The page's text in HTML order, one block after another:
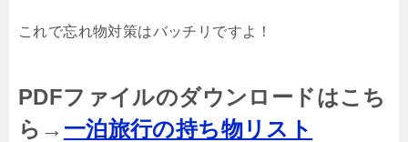
これで忘れ物対策はバッチリですよ！
PDFファイルのダウンロードはこち
ら→ 一泊旅行の持ち物リスト